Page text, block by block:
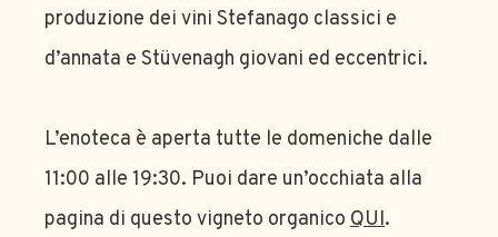
produzione dei vini Stefanago classici e
d’annata e Stüvenagh giovani ed eccentrici.
L’enoteca è aperta tutte le domeniche dalle
11:00 alle 19:30. Puoi dare un’occhiata alla
pagina di questo vigneto organico QUI.